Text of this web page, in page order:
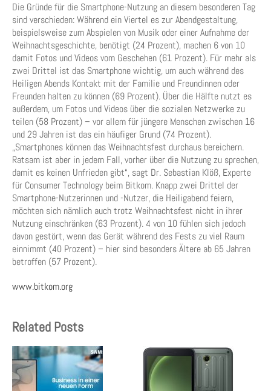
Die Gründe für die Smartphone-Nutzung an diesem besonderen Tag
sind verschieden: Während ein Viertel es zur Abendgestaltung,
beispielsweise zum Abspielen von Musik oder einer Aufnahme der
Weihnachtsgeschichte, benötigt (24 Prozent), machen 6 von 10
damit Fotos und Videos vom Geschehen (61 Prozent). Für mehr als
zwei Drittel ist das Smartphone wichtig, um auch während des
Heiligen Abends Kontakt mit der Familie und Freundinnen oder
Freunden halten zu können (69 Prozent). Über die Hälfte nutzt es
außerdem, um Fotos und Videos über die sozialen Netzwerke zu
teilen (58 Prozent) – vor allem für jüngere Menschen zwischen 16
und 29 Jahren ist das ein häufiger Grund (74 Prozent).
„Smartphones können das Weihnachtsfest durchaus bereichern.
Ratsam ist aber in jedem Fall, vorher über die Nutzung zu sprechen,
damit es keinen Unfrieden gibt“, sagt Dr. Sebastian Klöß, Experte
für Consumer Technology beim Bitkom. Knapp zwei Drittel der
Smartphone-Nutzerinnen und -Nutzer, die Heiligabend feiern,
möchten sich nämlich auch trotz Weihnachtsfest nicht in ihrer
Nutzung einschränken (63 Prozent). 4 von 10 fühlen sich jedoch
davon gestört, wenn das Gerät während des Fests zu viel Raum
einnimmt (40 Prozent) – hier sind besonders Ältere ab 65 Jahren
betroffen (57 Prozent).
www.bitkom.org
Related Posts